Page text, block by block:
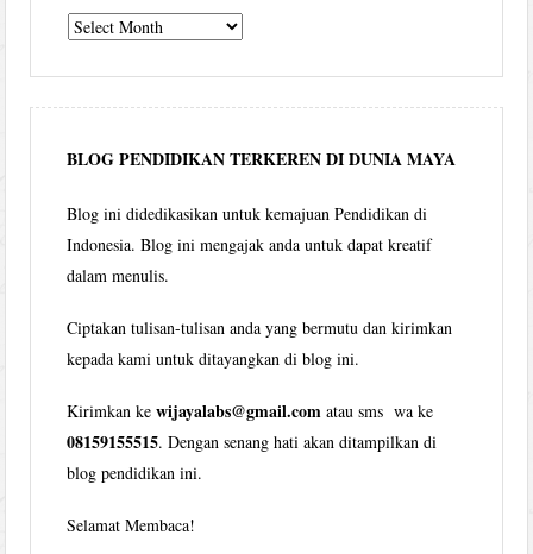
Tulisan
per
bulan
BLOG PENDIDIKAN TERKEREN DI DUNIA MAYA
Blog ini didedikasikan untuk kemajuan Pendidikan di
Indonesia. Blog ini mengajak anda untuk dapat kreatif
dalam menulis.
Ciptakan tulisan-tulisan anda yang bermutu dan kirimkan
kepada kami untuk ditayangkan di blog ini.
Kirimkan kewijayalabs@gmail.com atau sms wa ke
08159155515. Dengan senang hati akan ditampilkan di
blog pendidikan ini.
Selamat Membaca!